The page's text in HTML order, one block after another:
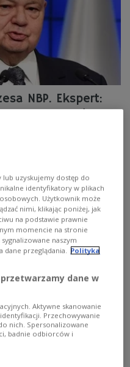
NBP. Ekspert:
na notowania
NBP Adama
Stanu nie będzie miało
giełdy - uważa
Jego zdaniem,
dla rynku walut i
GOSPODARKA
uzyskujemy dostęp do
identyfikatory w plikach
Użytkownik może
nimi, klikając poniżej, jak
na podstawie prawnie
momencie na stronie
naszym
dane przeglądania. Polityka
dane w
Aktywne skanowanie
Przechowywanie
nich. Spersonalizowane
badnie odbiorców i